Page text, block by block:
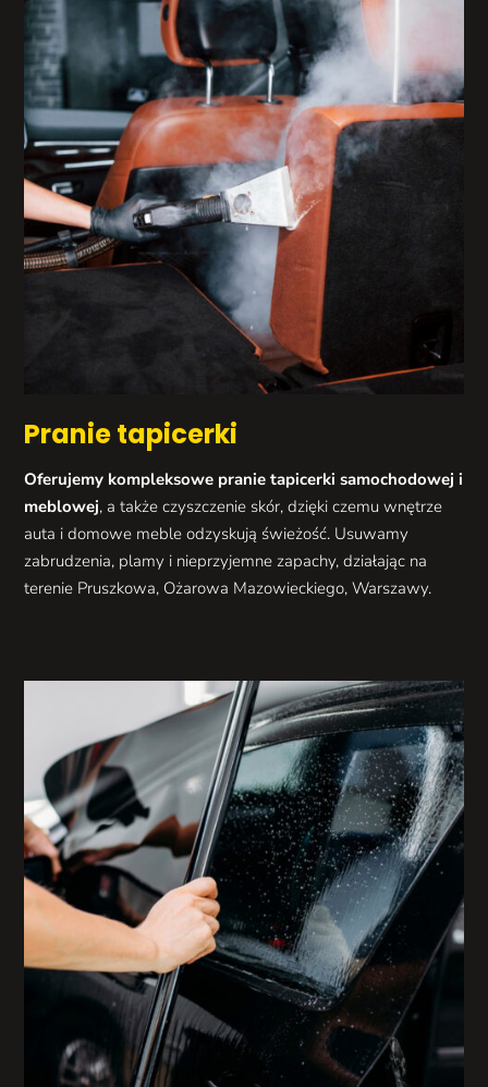
Pranie tapicerki
Oferujemy kompleksowe pranie tapicerki samochodowej i
meblowej, a także czyszczenie skór, dzięki czemu wnętrze
auta i domowe meble odzyskują świeżość. Usuwamy
zabrudzenia, plamy i nieprzyjemne zapachy, działając na
terenie Pruszkowa, Ożarowa Mazowieckiego, Warszawy.